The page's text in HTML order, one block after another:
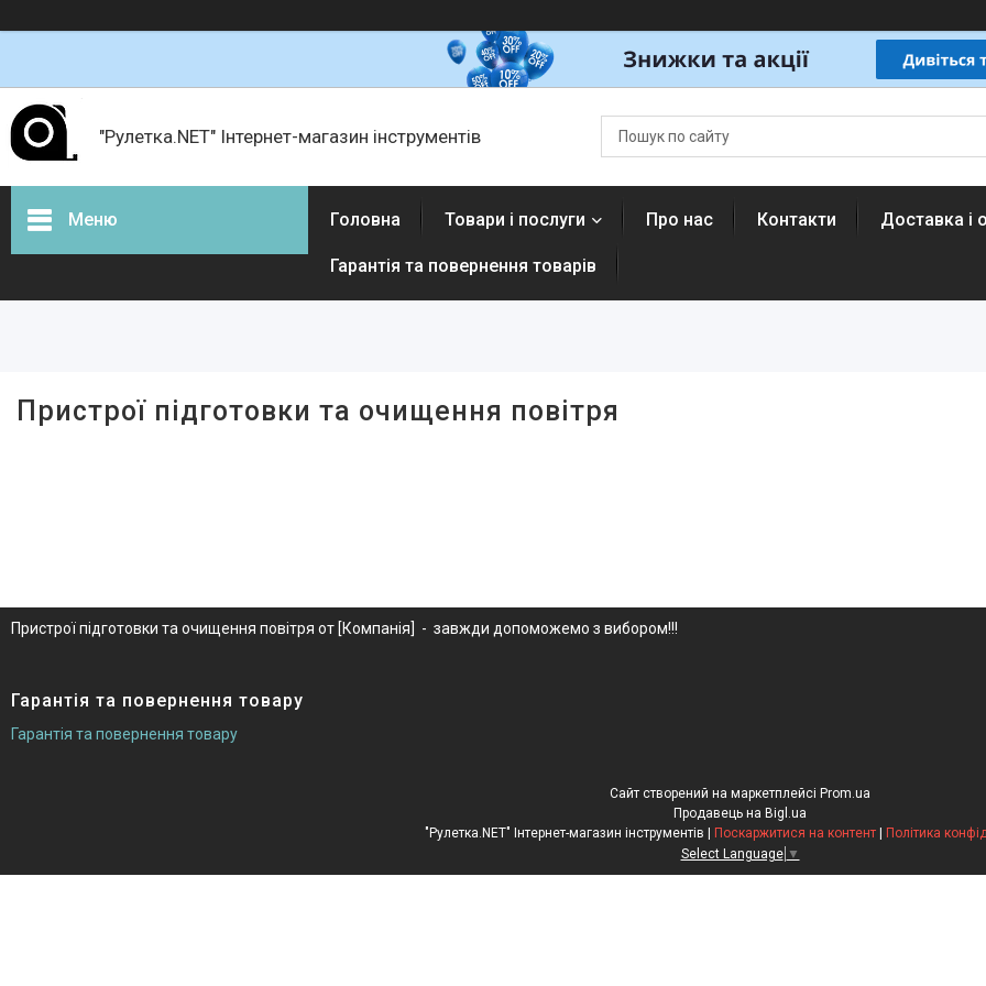
"Рулетка.NET" Інтернет-магазин інструментів
Меню
Доставка і оплата
Головна Товари і послуги Про нас Контакти Доставка і
Гарантія та повернення товарів
Пристрої підготовки та очищення повітря
Пристрої підготовки та очищення повітря от [Компанія] - завжди допоможемо з вибором!!!
Гарантія та повернення товару
Гарантія та повернення товару
Сайт створений на маркетплейсі Prom.ua
Продавець на Bigl.ua
Поскаржитися на контент
Політика
Select Language ▼